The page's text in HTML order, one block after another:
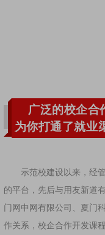
广泛的校企合
为你打通了就业
示范校建设以来，经
的平台，先后与用友新道
门网中网有限公司、夏门
作关系，校企合作开发课